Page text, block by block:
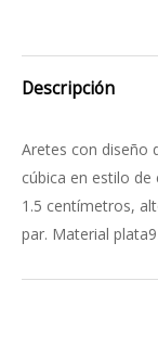
Descripción
Aretes con diseño
cúbica en estilo
1.5 centímetros,
par. Material